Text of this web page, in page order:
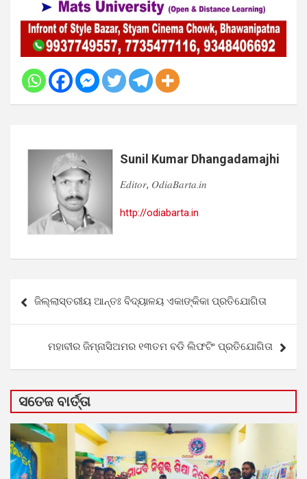
Sunil Kumar Dhangadamajhi
𝐸𝑑𝑖𝑡𝑜𝑟, 𝑂𝑑𝑖𝑎𝐵𝑎𝑟𝑡𝑎.𝑖𝑛
http://odiabarta.in
navigation
ଜିଲ୍ଲାସ୍ତରୀୟ ଆନ୍ତଃ ବିଦ୍ୟାଳୟ ଏକାଙ୍କିକା ପ୍ରତିଯୋଗିତା
ମହାବୀର ଜିମ୍ନାସିଅମର ୧୩ତମ ବଡି ଲିଫଟିଂ ପ୍ରତିଯୋଗିତା
ସତେଜ ବାର୍ତ୍ତା